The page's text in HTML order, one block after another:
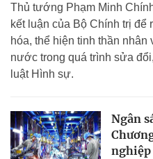
Thủ tướng Phạm Minh
kết luận của Bộ Chính trị để
hóa, thể hiện tinh thần
nước trong quá trình sửa
luật Hình sự.
Ngân